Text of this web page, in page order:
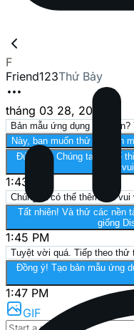
F
Friend123Thứ Bảy
tháng 03 28, 2026
Bản mẫu ứng dụng nhắn
Này, bạn muốn thử tạo bản
Đúng rồi! Chúng ta có thể
1:43 PM
Chúng ta có thể thêm tên vui
Tất nhiên! Và thử các nền
giống
1:45 PM
Tuyệt vời quá. Tiếp theo thử
Đồng ý! Tạo bản mẫu ứng
1:47 PM
GIF